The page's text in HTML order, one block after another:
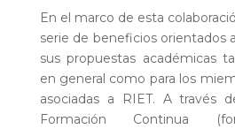
En el marco de esta
serie de beneficios orientados
sus propuestas académicas
en general como para los
asociadas a RIET. A través
Formación Continua